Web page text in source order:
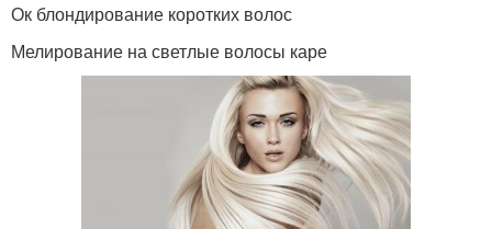
Ок блондирование коротких волос
Мелирование на светлые волосы каре